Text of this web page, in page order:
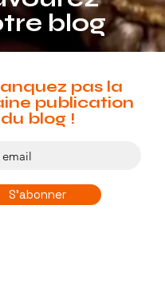
blog
pas la
publication
du blog !
S'abonner